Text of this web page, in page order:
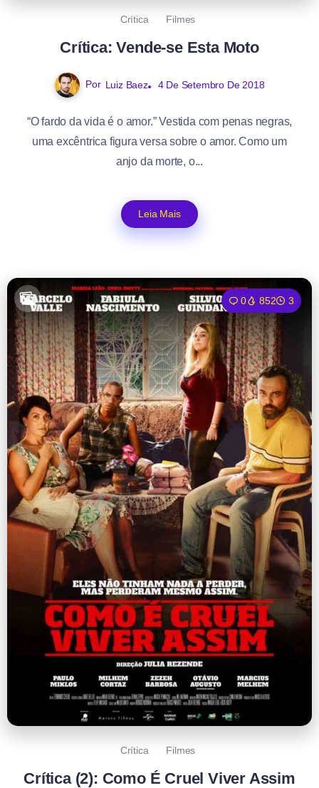
Crítica Filmes
Crítica: Vende-se Esta Moto
Por Luiz Baez 4 De Setembro De 2018
“O fardo da vida é o amor.” Vestida com penas negras,
uma excêntrica figura versa sobre o amor. Como um
anjo da morte, o...
Leia Mais
0 852 3
Crítica Filmes
Crítica (2): Como É Cruel Viver Assim